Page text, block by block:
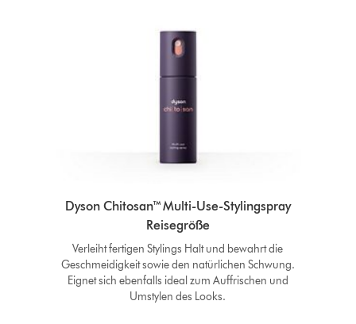
Dyson Chitosan™ Multi-Use-Stylingspray
Reisegröße
Verleiht fertigen Stylings Halt und bewahrt die
Geschmeidigkeit sowie den natürlichen Schwung.
Eignet sich ebenfalls ideal zum Auffrischen und
Umstylen des Looks.